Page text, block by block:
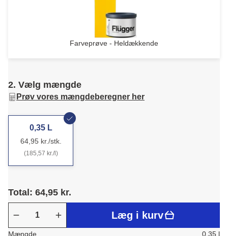
Farveprøve - Heldækkende
2. Vælg mængde
Prøv vores mængdeberegner her
0,35 L
64,95 kr./stk.
(185,57 kr./l)
Total: 64,95 kr.
Læg i kurv
Mængde
0.35 l